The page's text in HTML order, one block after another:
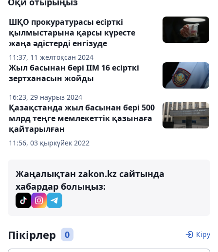
11:37, 11 желтоқсан 2024
ШҚО прокуратурасы есірткі
қылмыстарына қарсы күресте
жаңа әдістерді енгізуде
16:23, 29 наурыз 2024
Жыл басынан бері ІІМ 16 есірткі
зертханасын жойды
11:56, 03 қыркүйек 2022
Қазақстанда жыл басынан бері 500
млрд теңге мемлекеттік қазынаға
қайтарылған
Жаңалықтан zakon.kz сайтында
хабардар болыңыз:
Пікірлер 0 Кіру